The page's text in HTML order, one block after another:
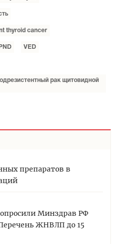
thyroid cancer
PND VED
рак щитовидной
препаратов в
Минздрав РФ
ЖНВЛП до 15